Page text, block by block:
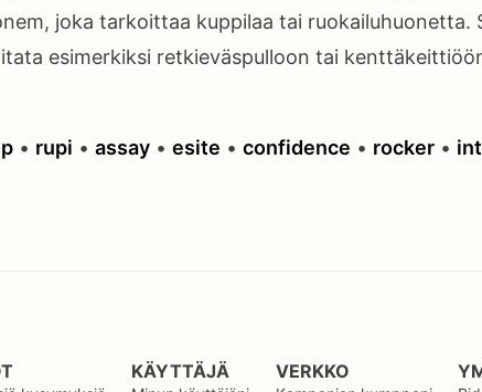
joka tarkoittaa kuppilaa tai ruokailuhuonetta.
esimerkiksi retkieväspulloon tai
• rupi • assay • esite • confidence • rocker •
KÄYTTÄJÄ VERKKO